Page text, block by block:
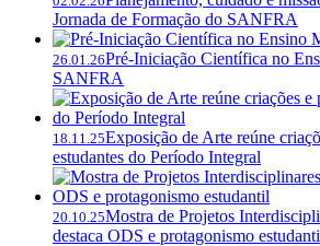
Jornada de Formação do SANFRA
26.01.26Pré-Iniciação Científica no
SANFRA
18.11.25Exposição de Arte reúne
estudantes do Período Integral
20.10.25Mostra de Projetos
destaca ODS e protagonismo